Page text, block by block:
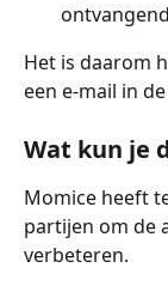
Het is daarom
een e-mail in
Wat kun je
Momice heeft
partijen om de
verbeteren.